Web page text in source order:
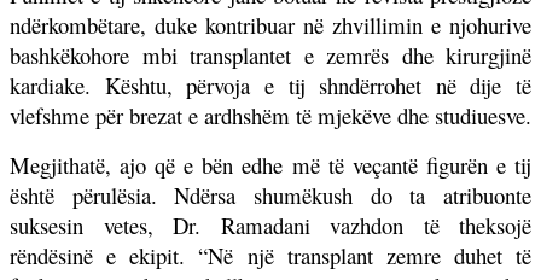
ndërkombëtare, duke kontribuar në zhvillimin e njohurive
bashkëkohore mbi transplantet e zemrës dhe kirurgjinë
kardiake. Kështu, përvoja e tij shndërrohet në dije të
vlefshme për brezat e ardhshëm të mjekëve dhe studiuesve.
Megjithatë, ajo që e bën edhe më të veçantë figurën e tij
është përulësia. Ndërsa shumëkush do ta atribuonte
suksesin vetes, Dr. Ramadani vazhdon të theksojë
rëndësinë e ekipit. “Në një transplant zemre duhet të